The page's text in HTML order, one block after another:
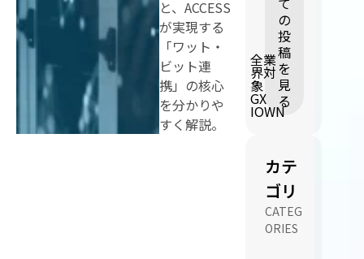
と、ACCESS
が実現する
「ワット・
ビット連
携」の核心
を分かりや
すく解説。
全業
界対
象
GX
IOWN
の
投
稿
を
見
る
カテ
ゴリ
CATEG
ORIES